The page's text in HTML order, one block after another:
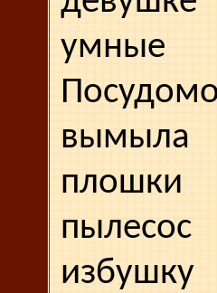
вымыла
плошки